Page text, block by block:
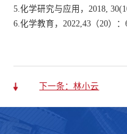
5.化学研究与应用 ，2018,
6.化学教育，2022,43（20）：
下一条：林小云